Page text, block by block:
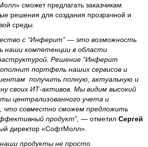
сможет предлагать заказчикам
решения для создания прозрачной и
среды.
с “Инферит” — это возможность
наши компетенции в области
Решение “Инферит
портфель наших сервисов и
получить полную, актуальную и
своих ИТ-активов. Мы видим высокий
централизованного учета и
что совместно сможем предложить
продукт”, — отметил Сергей
директор «СофтМолл».
продукты не просто